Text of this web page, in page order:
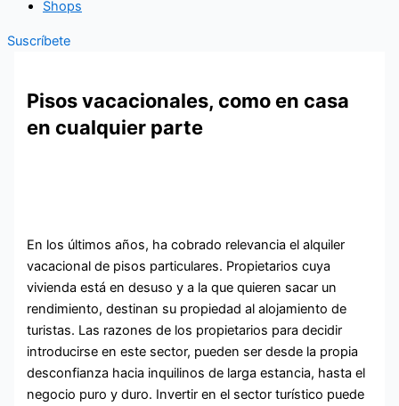
Shops
Suscríbete
Pisos vacacionales, como en casa
en cualquier parte
En los últimos años, ha cobrado relevancia el alquiler
vacacional de pisos particulares. Propietarios cuya
vivienda está en desuso y a la que quieren sacar un
rendimiento, destinan su propiedad al alojamiento de
turistas. Las razones de los propietarios para decidir
introducirse en este sector, pueden ser desde la propia
desconfianza hacia inquilinos de larga estancia, hasta el
negocio puro y duro. Invertir en el sector turístico puede